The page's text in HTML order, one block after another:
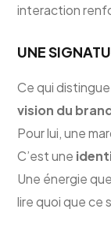
interaction
UNE
Ce qui distingue
vision du
Pour lui, une
C’est une
Une énergie
lire quoi que ce